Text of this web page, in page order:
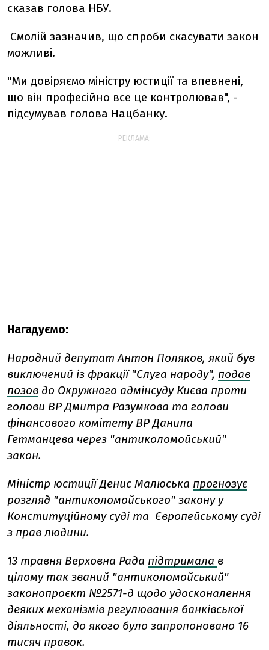
сказав голова НБУ.
Смолій зазначив, що спроби скасувати закон
можливі.
"Ми довіряємо міністру юстиції та впевнені,
що він професійно все це контролював", -
підсумував голова Нацбанку.
РЕКЛАМА:
Нагадуємо:
Народний депутат Антон Поляков, який був
виключений із фракції "Слуга народу", подав
позов до Окружного адмінсуду Києва проти
голови ВР Дмитра Разумкова та голови
фінансового комітету ВР Данила
Гетманцева через "антиколомойський"
закон.
Міністр юстиції Денис Малюська прогнозує
розгляд "антиколомойського" закону у
Конституційному суді та Європейському суді
з прав людини.
13 травня Верховна Рада підтримала в
цілому так званий "антиколомойський"
законопроєкт №2571-д щодо удосконалення
деяких механізмів регулювання банківської
діяльності, до якого було запропоновано 16
тисяч правок.